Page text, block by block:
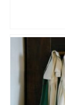
Près de
fermé en fin
déviations –